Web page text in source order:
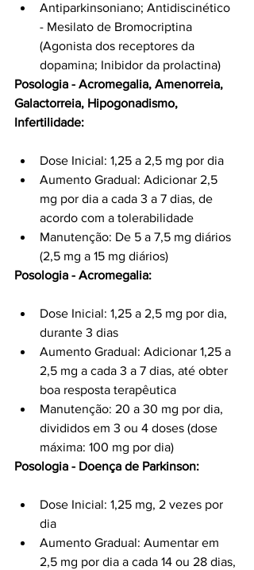
Antiparkinsoniano; Antidiscinético
- Mesilato de Bromocriptina
(Agonista dos receptores da
dopamina; Inibidor da prolactina)
Posologia - Acromegalia, Amenorreia,
Galactorreia, Hipogonadismo,
Infertilidade:
Dose Inicial: 1,25 a 2,5 mg por dia
Aumento Gradual: Adicionar 2,5
mg por dia a cada 3 a 7 dias, de
acordo com a tolerabilidade
Manutenção: De 5 a 7,5 mg diários
(2,5 mg a 15 mg diários)
Posologia - Acromegalia:
Dose Inicial: 1,25 a 2,5 mg por dia,
durante 3 dias
Aumento Gradual: Adicionar 1,25 a
2,5 mg a cada 3 a 7 dias, até obter
boa resposta terapêutica
Manutenção: 20 a 30 mg por dia,
divididos em 3 ou 4 doses (dose
máxima: 100 mg por dia)
Posologia - Doença de Parkinson:
Dose Inicial: 1,25 mg, 2 vezes por
dia
Aumento Gradual: Aumentar em
2,5 mg por dia a cada 14 ou 28 dias,